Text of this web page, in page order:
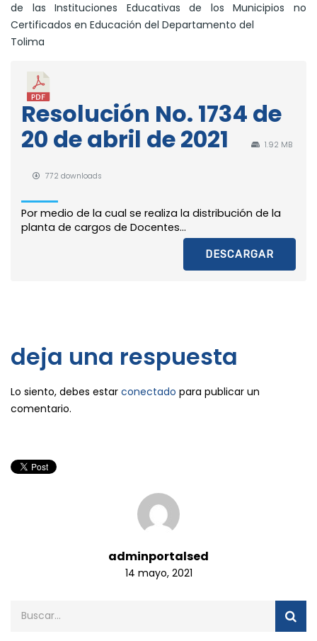
de las Instituciones Educativas de los Municipios no
Certificados en Educación del Departamento del
Tolima
Resolución No. 1734 de
20 de abril de 2021
1.92 MB
772 downloads
Por medio de la cual se realiza la distribución de la
planta de cargos de Docentes...
DESCARGAR
deja una respuesta
Lo siento, debes estar conectado para publicar un
comentario.
adminportalsed
14 mayo, 2021